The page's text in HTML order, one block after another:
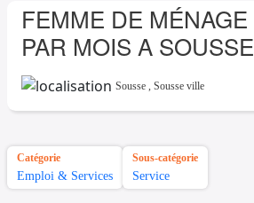
FEMME DE MÉNAGE
PAR MOIS A SOUSSE
Sousse , Sousse ville
Catégorie
Emploi & Services
Sous-catégorie
Service